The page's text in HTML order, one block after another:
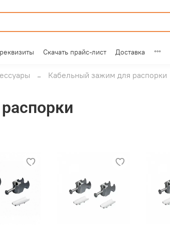
Скачать прайс-лист Доставка
Кабельный зажим для распорки